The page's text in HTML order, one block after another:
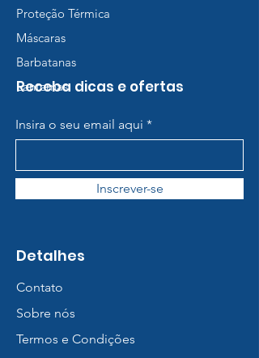
Proteção Térmica
Máscaras
Barbatanas
Lanternas
Receba dicas e ofertas
Insira o seu email aqui
Inscrever-se
Detalhes
Contato
Sobre nós
Termos e Condições